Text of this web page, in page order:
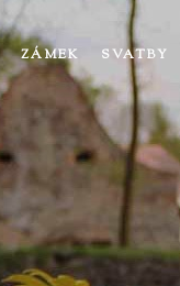
ZÁMEK SVATBY